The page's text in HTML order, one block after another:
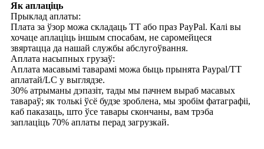
Як аплаціць
Прыклад аплаты:
Плата за ўзор можа складаць TT або праз PayPal. Калі вы
хочаце аплаціць іншым спосабам, не саромейцеся
звяртацца да нашай службы абслугоўвання.
Аплата насыпных грузаў:
Аплата масавымі таварамі можа быць прынята Paypal/TT
аплатай/LC у выглядзе.
30% атрыманы дэпазіт, тады мы пачнем выраб масавых
тавараў; як толькі ўсё будзе зроблена, мы зробім фатаграфіі,
каб паказаць, што ўсе тавары скончаны, вам трэба
заплаціць 70% аплаты перад загрузкай.